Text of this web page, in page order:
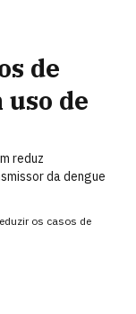
de
uso de
reduz
da dengue
os casos de